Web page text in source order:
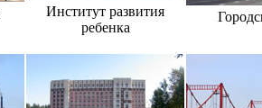
Институт развития
ребенка